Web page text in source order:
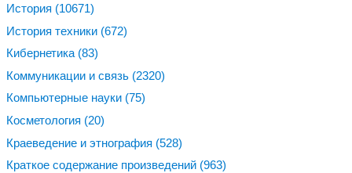
История (10671)
История техники (672)
Кибернетика (83)
Коммуникации и связь (2320)
Компьютерные науки (75)
Косметология (20)
Краеведение и этнография (528)
Краткое содержание произведений (963)